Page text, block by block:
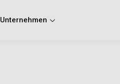
Unternehmen